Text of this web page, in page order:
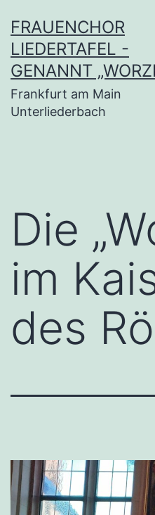
Inhalt
springen
FRAUENCHOR
LIEDERTAFEL -
GENANNT
Frankfurt am Main
Unterliederbach
Die
im
des